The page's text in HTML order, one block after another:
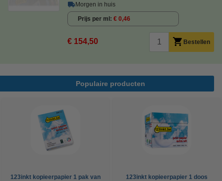
Morgen in huis
Prijs per ml € 0,46
€ 154,50 Bestellen
Populaire producten
123inkt kopieerpapier 1 pak van
123inkt kopieerpapier 1 doos